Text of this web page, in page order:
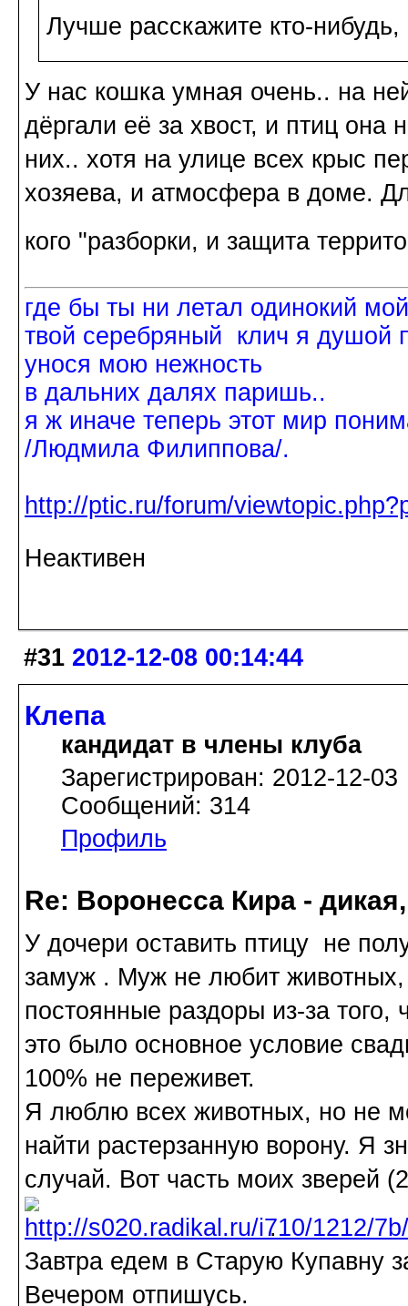
Лучше расскажите кто-
У нас кошка умная очень.. на
дёргали её за хвост, и птиц она
них.. хотя на улице всех крыс
хозяева, и атмосфера в доме.
кого "разборки, и защита
где бы ты ни летал одинокий
твой серебряный клич я душой
унося мою нежность
в дальних далях паришь..
я ж иначе теперь этот мир
/Людмила Филиппова/.
http://ptic.ru/forum/
Неактивен
#31 2012-12-08 00:14:44
Клепа
кандидат в члены клуба
Зарегистрирован: 2012-12-03
Сообщений: 314
Профиль
Re: Воронесса Кира -
У дочери оставить птицу не
замуж . Муж не любит животных,
постоянные раздоры из-за того,
это было основное условие
100% не переживет.
Я люблю всех животных, но не
найти растерзанную ворону. Я
случай. Вот часть моих зверей
.
Завтра едем в Старую Купавну
Вечером отпишусь.